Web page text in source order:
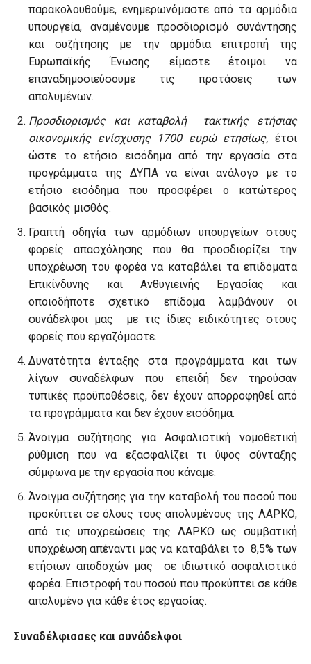
παρακολουθούμε, ενημερωνόμαστε από τα αρμόδια
υπουργεία, αναμένουμε προσδιορισμό συνάντησης
και συζήτησης με την αρμόδια επιτροπή της
Ευρωπαϊκής Ένωσης είμαστε έτοιμοι να
επαναδημοσιεύσουμε τις προτάσεις των
απολυμένων.
Προσδιορισμός και καταβολή τακτικής ετήσιας
οικονομικής ενίσχυσης 1700 ευρώ ετησίως, έτσι
ώστε το ετήσιο εισόδημα από την εργασία στα
προγράμματα της ΔΥΠΑ να είναι ανάλογο με το
ετήσιο εισόδημα που προσφέρει ο κατώτερος
βασικός μισθός.
Γραπτή οδηγία των αρμόδιων υπουργείων στους
φορείς απασχόλησης που θα προσδιορίζει την
υποχρέωση του φορέα να καταβάλει τα επιδόματα
Επικίνδυνης και Ανθυγιεινής Εργασίας και
οποιοδήποτε σχετικό επίδομα λαμβάνουν οι
συνάδελφοι μας με τις ίδιες ειδικότητες στους
φορείς που εργαζόμαστε.
Δυνατότητα ένταξης στα προγράμματα και των
λίγων συναδέλφων που επειδή δεν τηρούσαν
τυπικές προϋποθέσεις, δεν έχουν απορροφηθεί από
τα προγράμματα και δεν έχουν εισόδημα.
Άνοιγμα συζήτησης για Ασφαλιστική νομοθετική
ρύθμιση που να εξασφαλίζει τι ύψος σύνταξης
σύμφωνα με την εργασία που κάναμε.
Άνοιγμα συζήτησης για την καταβολή του ποσού που
προκύπτει σε όλους τους απολυμένους της ΛΑΡΚΟ,
από τις υποχρεώσεις της ΛΑΡΚΟ ως συμβατική
υποχρέωση απέναντι μας να καταβάλει το 8,5% των
ετήσιων αποδοχών μας σε ιδιωτικό ασφαλιστικό
φορέα. Επιστροφή του ποσού που προκύπτει σε κάθε
απολυμένο για κάθε έτος εργασίας.
Συναδέλφισσες και συνάδελφοι